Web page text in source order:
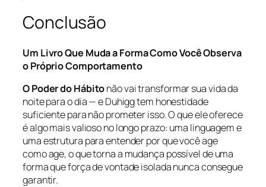
Conclusão
Um Livro Que Muda a Forma Como Você Observa
o Próprio Comportamento
O Poder do Hábitonão vai transformar sua vida da
noite para o dia — e Duhigg tem honestidade
suficiente para não prometer isso. O que ele oferece
é algo mais valioso no longo prazo: uma linguagem e
uma estrutura para entender por que você age
como age, o que torna a mudança possível de uma
forma que força de vontade isolada nunca consegue
garantir.